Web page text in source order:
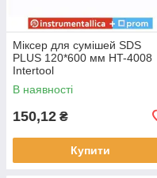
Міксер для сумішей SDS
PLUS 120*600 мм HT-4008
Intertool
В наявності
150,12 ₴
Купити